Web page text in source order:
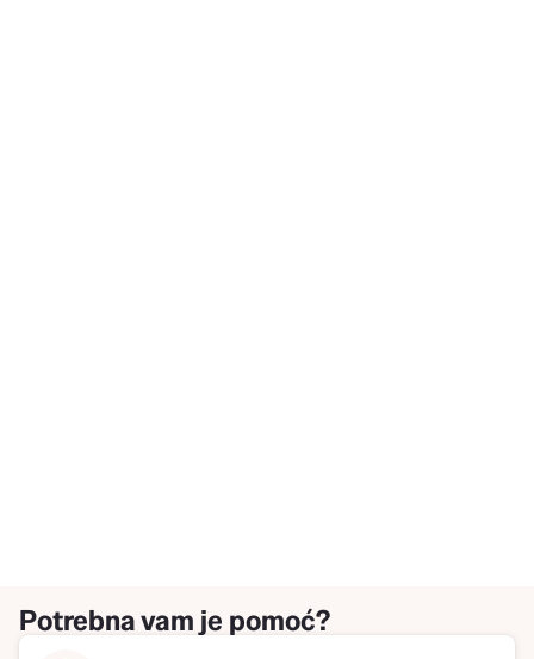
Potrebna vam je pomoć?